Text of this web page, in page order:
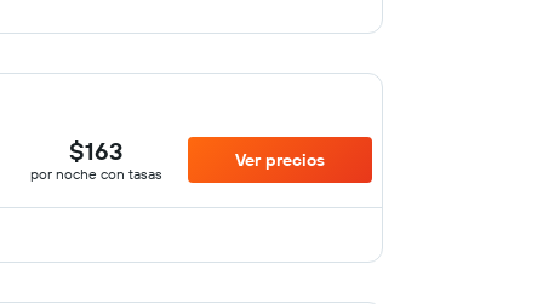
$163
por noche con tasas
Ver precios